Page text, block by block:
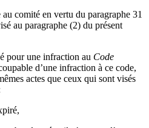
comité en vertu du paragraphe 31
au paragraphe (2) du présent
pour une infraction au Code
d’une infraction à ce code,
actes que ceux qui sont visés